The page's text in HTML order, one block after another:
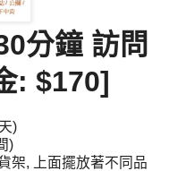
分鐘 訪問
: $170]
)
)
架, 上面擺放著不同品